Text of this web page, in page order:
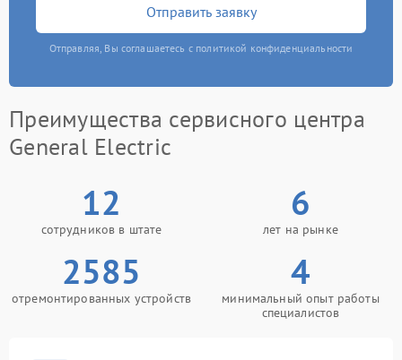
Отправить заявку
Отправляя, Вы соглашаетесь с политикой конфиденциальности
Преимущества сервисного центра
General Electric
12
сотрудников в штате
6
лет на рынке
2585
отремонтированных устройств
4
минимальный опыт работы
специалистов